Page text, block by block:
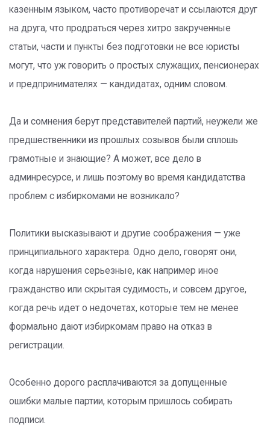
казенным языком, часто противоречат и ссылаются друг
на друга, что продраться через хитро закрученные
статьи, части и пункты без подготовки не все юристы
могут, что уж говорить о простых служащих, пенсионерах
и предпринимателях — кандидатах, одним словом.
Да и сомнения берут представителей партий, неужели же
предшественники из прошлых созывов были сплошь
грамотные и знающие? А может, все дело в
админресурсе, и лишь поэтому во время кандидатства
проблем с избиркомами не возникало?
Политики высказывают и другие соображения — уже
принципиального характера. Одно дело, говорят они,
когда нарушения серьезные, как например иное
гражданство или скрытая судимость, и совсем другое,
когда речь идет о недочетах, которые тем не менее
формально дают избиркомам право на отказ в
регистрации.
Особенно дорого расплачиваются за допущенные
ошибки малые партии, которым пришлось собирать
подписи.